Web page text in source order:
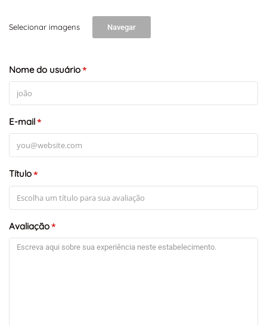
+ -
Selecionar imagens Navegar
Nome do usuário*
E-mail*
Título*
Avaliação*